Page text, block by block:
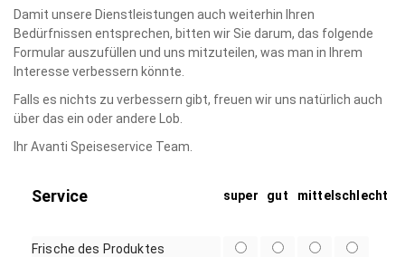
Damit unsere Dienstleistungen auch weiterhin Ihren
Bedürfnissen entsprechen, bitten wir Sie darum, das folgende
Formular auszufüllen und uns mitzuteilen, was man in Ihrem
Interesse verbessern könnte.
Falls es nichts zu verbessern gibt, freuen wir uns natürlich auch
über das ein oder andere Lob.
Ihr Avanti Speiseservice Team.
Service super gut mittel schlecht
Frische des Produktes